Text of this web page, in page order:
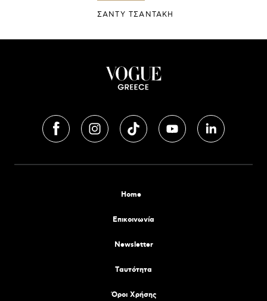
ΣΑΝΤΥ ΤΣΑΝΤΑΚΗ
Home
Επικοινωνία
Newsletter
Tαυτότητα
Όροι Χρήσης